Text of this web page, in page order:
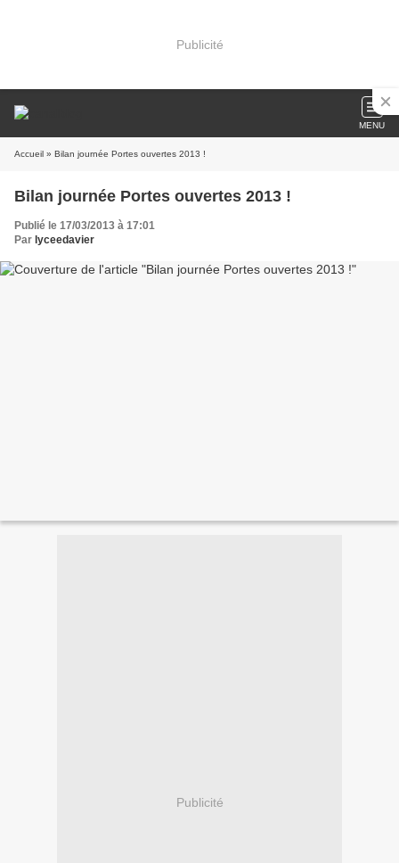
Publicité
MENU
Accueil » Bilan journée Portes ouvertes 2013 !
Bilan journée Portes ouvertes 2013 !
Publié le 17/03/2013 à 17:01
Par lyceedavier
Publicité